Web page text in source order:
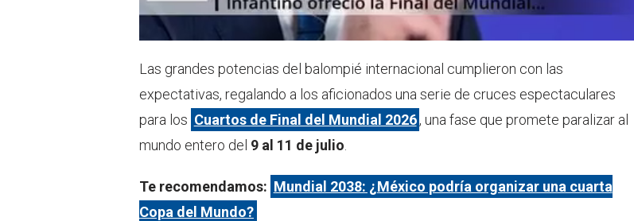
Las grandes potencias del balompié internacional cumplieron con las
expectativas, regalando a los aficionados una serie de cruces espectaculares
para los Cuartos de Final del Mundial 2026, una fase que promete paralizar al
mundo entero del 9 al 11 de julio
Te recomendamos: Mundial 2038: ¿México podría organizar una cuarta
Copa del Mundo?